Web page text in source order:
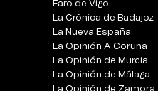
Faro de Vigo
La Crónica de Badajoz
La Nueva España
La Opinión A Coruña
La Opinión de Murcia
La Opinión de Málaga